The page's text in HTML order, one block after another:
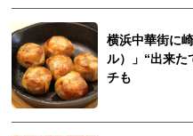
横浜中華街に
ル）」“出来た
チも